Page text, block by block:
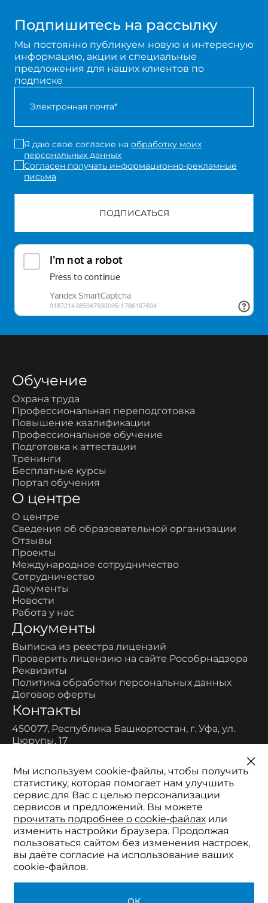
Подпишитесь на рассылку
Мы постоянно публикуем новую и интересную
информацию, акции и специальные
предложения для наших клиентов по
подписке
ПОДПИСАТЬСЯ
Я даю свое согласие на обработку моих
персональных данных
Согласен получать информационно-рекламные
письма
Обучение
Охрана труда
Профессиональная переподготовка
Повышение квалификации
Профессиональное обучение
Подготовка к аттестации
Тренинги
Бесплатные курсы
Портал обучения
О центре
О центре
Сведения об образовательной организации
Отзывы
Проекты
Международное сотрудничество
Сотрудничество
Документы
Новости
Работа у нас
Документы
Выписка из реестра лицензий
Проверить лицензию на сайте Рособрнадзора
Реквизиты
Политика обработки персональных данных
Договор оферты
Контакты
450077, Республика Башкортостан, г. Уфа, ул.
Цюрупы, 17
Телефон:
+7 (347) 200-96-90
Электронная почта:
2511152@mail.ru
© 2026 Центр профессиональной
Мы используем cookie-файлы, чтобы получить
статистику, которая помогает нам улучшить
сервис для Вас с целью персонализации
сервисов и предложений. Вы можете
прочитать подробнее о cookie-файлах или
изменить настройки браузера. Продолжая
пользоваться сайтом без изменения настроек,
вы даёте согласие на использование ваших
cookie-файлов.